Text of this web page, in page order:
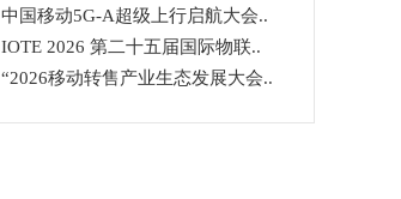
中国移动5G-A超级上行启航大会..
IOTE 2026 第二十五届国际物联..
“2026移动转售产业生态发展大会..